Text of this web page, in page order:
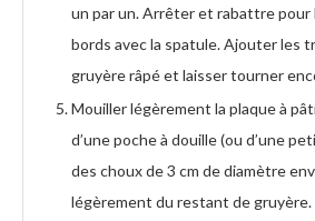
un par un. Arrêter et rabattre pour
bords avec la spatule. Ajouter les
gruyère râpé et laisser tourner
Mouiller légèrement la plaque à
d’une poche à douille (ou d’une
des choux de 3 cm de diamètre
légèrement du restant de gruyère.